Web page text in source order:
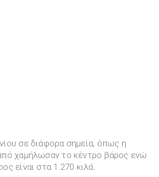
σε διάφορα σημεία, όπως η
χαμήλωσαν το κέντρο βάρος ενώ
είναι στα 1.270 κιλά.